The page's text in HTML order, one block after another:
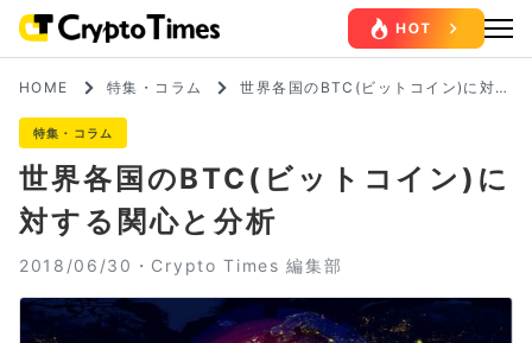
HOME 特集・コラム
世界各国のBTC(ビットコイン)に対す
特集・コラム
世界各国のBTC(ビットコイン)に
対する関心と分析
2018/06/30・ Crypto Times 編集部